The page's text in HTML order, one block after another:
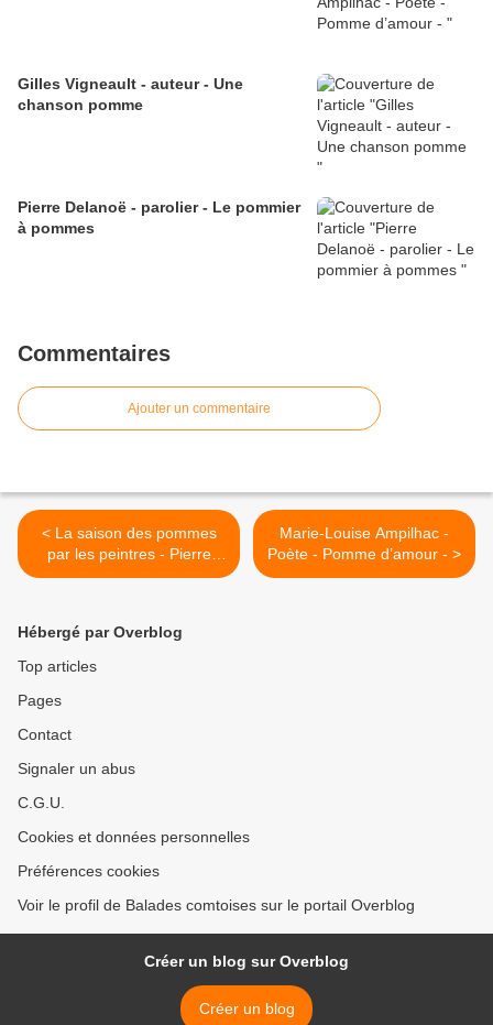
Gilles Vigneault - auteur - Une
chanson pomme
Pierre Delanoë - parolier - Le pommier
à pommes
Commentaires
Ajouter un commentaire
< La saison des pommes
par les peintres - Pierre
Bonnard (1867-1947)
Marie-Louise Ampilhac -
Poète - Pomme d’amour - >
Hébergé par Overblog
Top articles
Pages
Contact
Signaler un abus
C.G.U.
Cookies et données personnelles
Préférences cookies
Voir le profil de Balades comtoises sur le portail Overblog
Créer un blog sur Overblog
Créer un blog